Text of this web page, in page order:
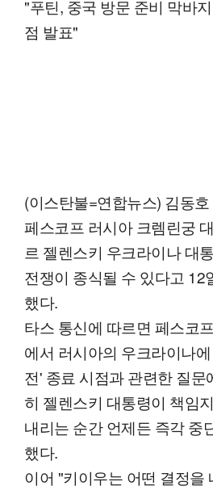
"푸틴, 중국 방문 준비 막바
점 발표"
(이스탄불=연합뉴스) 김동
페스코프 러시아 크렘린궁
르 젤렌스키 우크라이나 대
전쟁이 종식될 수 있다고 12
했다.
타스 통신에 따르면 페스코
에서 러시아의 우크라이나
전' 종료 시점과 관련한 질문
히 젤렌스키 대통령이 책임
내리는 순간 언제든 즉각 중
했다.
이어 "키이우는 어떤 결정을